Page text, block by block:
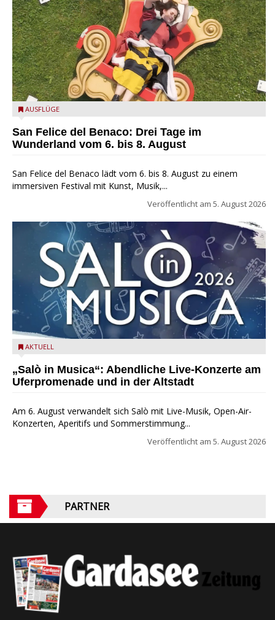
San Felice del Benaco: Drei Tage im Wunderland
AUSFLÜGE
San Felice del Benaco: Drei Tage im
Wunderland vom 6. bis 8. August
San Felice del Benaco lädt vom 6. bis 8. August zu einem
immersiven Festival mit Kunst, Musik,...
Veröffentlicht am 5. August 2026
Salò in Musica 2026
AKTUELL
„Salò in Musica“: Abendliche Live-Konzerte am
Uferpromenade und in der Altstadt
Am 6. August verwandelt sich Salò mit Live-Musik, Open-Air-
Konzerten, Aperitifs und Sommerstimmung...
Veröffentlicht am 5. August 2026
PARTNER